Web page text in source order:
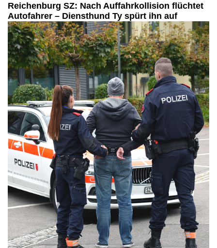
Reichenburg SZ: Nach Auffahrkollision flüchtet
Autofahrer – Diensthund Ty spürt ihn auf